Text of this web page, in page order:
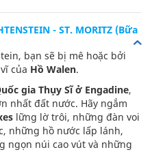
- ST. MORITZ (Bữa
bạn sẽ bị mê hoặc bởi
của Hồ Walen.
gia Thụy Sĩ ở Engadine,
nhất đất nước. Hãy ngắm
lững lờ trôi, những đàn voi
những hồ nước lấp lánh,
ngọn núi cao vút và những